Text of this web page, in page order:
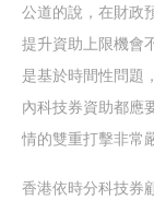
公道的說，在財政
提升資助上限機會
是基於時間性問題
內科技券資助都應
情的雙重打擊非常
香港依時分科技券